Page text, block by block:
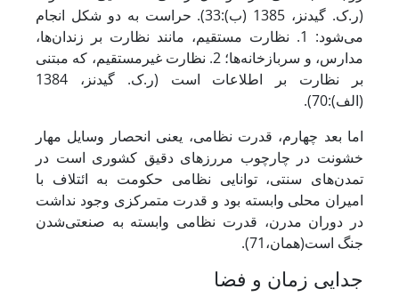
(ر.ک. گیدنز، 1385 (ب):33). حراست به دو شکل انجام
می‌شود: 1. نظارت مستقیم، مانند نظارت بر زندان‌ها،
مدارس، و سربازخانه‌ها؛ 2. نظارت غیرمستقیم، که مبتنی
بر نظارت بر اطلاعات است (ر.ک. گیدنز، 1384
(الف):70).
اما بعد چهارم، قدرت نظامی، یعنی انحصار وسایل مهار
خشونت در چارچوب مررزهای دقیق کشوری است در
تمدن‌های سنتی، توانایی نظامی حکومت به ائتلاف با
امیران محلی وابسته بود و قدرت متمرکزی وجود نداشت
در دوران مدرن، قدرت نظامی وابسته به صنعتی‌شدن
جنگ است(همان،71).
جدایی زمان و فضا